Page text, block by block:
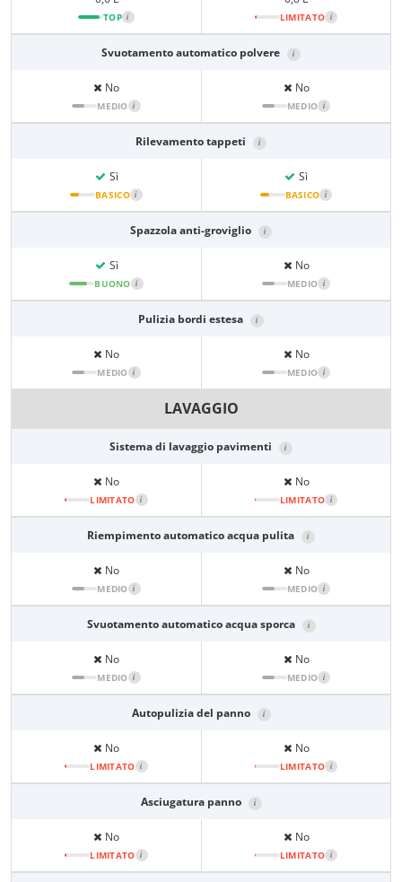
TOP i LIMITATO i
Svuotamento automatico polvere i
No
MEDIO i
No
MEDIO i
Rilevamento tappeti i
Sì
BASICO i
Sì
BASICO i
Spazzola anti-groviglio i
Sì
BUONO i
No
MEDIO i
Pulizia bordi estesa i
No
MEDIO i
No
MEDIO i
LAVAGGIO
Sistema di lavaggio pavimenti i
No
LIMITATO i
No
LIMITATO i
Riempimento automatico acqua pulita i
No
MEDIO i
No
MEDIO i
Svuotamento automatico acqua sporca i
No
MEDIO i
No
MEDIO i
Autopulizia del panno i
No
LIMITATO i
No
LIMITATO i
Asciugatura panno i
No
LIMITATO i
No
LIMITATO i